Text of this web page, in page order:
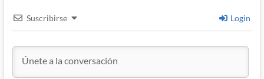
Suscribirse Login